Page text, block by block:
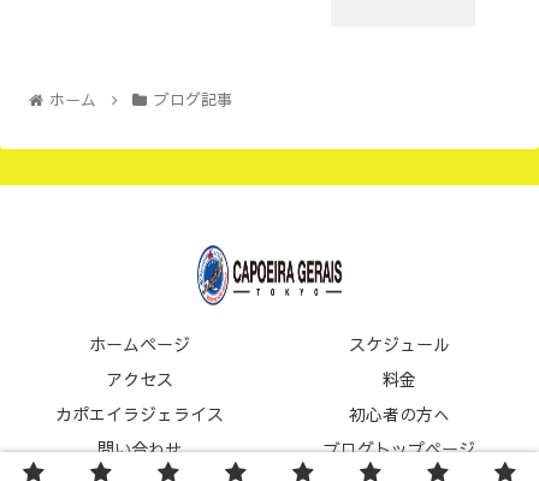
ホーム ブログ記事
ホームページ
スケジュール
アクセス
料金
カポエイラジェライス
初心者の方へ
問い合わせ
ブログトップページ